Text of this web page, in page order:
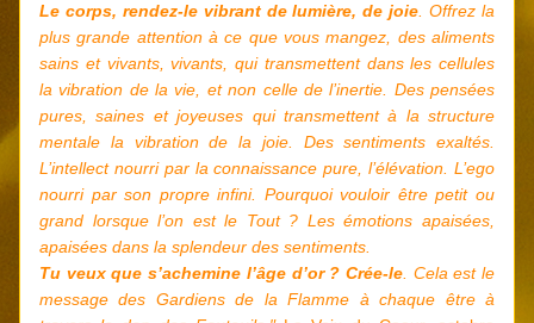
Le corps, rendez-le vibrant de lumière, de joie . Offrez la
plus grande attention à ce que vous mangez, des aliments
sains et vivants, vivants, qui transmettent dans les cellules
la vibration de la vie, et non celle de l’inertie. Des pensées
pures, saines et joyeuses qui transmettent à la structure
mentale la vibration de la joie. Des sentiments exaltés.
L’intellect nourri par la connaissance pure, l’élévation. L’ego
nourri par son propre infini. Pourquoi vouloir être petit ou
grand lorsque l’on est le Tout ? Les émotions apaisées,
apaisées dans la splendeur des sentiments.
Tu veux que s’achemine l’âge d’or ? Crée-le. Cela est le
message des Gardiens de la Flamme à chaque être à